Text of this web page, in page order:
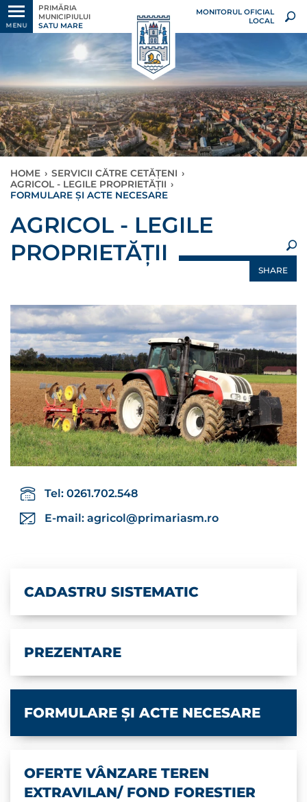
MENU
PRIMĂRIA
MUNICIPIULUI
SATU MARE
MONITORUL OFICIAL
LOCAL
HOME › SERVICII CĂTRE CETĂȚENI ›
AGRICOL - LEGILE PROPRIETĂȚII ›
FORMULARE ȘI ACTE NECESARE
AGRICOL - LEGILE
PROPRIETĂȚII
SHARE
Tel: 0261.702.548
E-mail: agricol@primariasm.ro
CADASTRU SISTEMATIC
PREZENTARE
FORMULARE ȘI ACTE NECESARE
OFERTE VÂNZARE TEREN
EXTRAVILAN/ FOND FORESTIER